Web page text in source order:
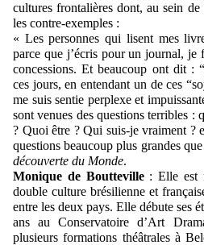
cultures frontalières dont, au sein de
les contre-exemples :
« Les personnes qui lisent mes
parce que j’écris pour un journal, je
concessions. Et beaucoup ont dit :
ces jours, en entendant un de ces
me suis sentie perplexe et
sont venues des questions terribles :
? Quoi être ? Qui suis-je vraiment ?
questions beaucoup plus grandes
découverte du Monde.
Monique de Boutteville : Elle est
double culture brésilienne et
entre les deux pays. Elle débute ses
ans au Conservatoire d’Art
plusieurs formations théâtrales à